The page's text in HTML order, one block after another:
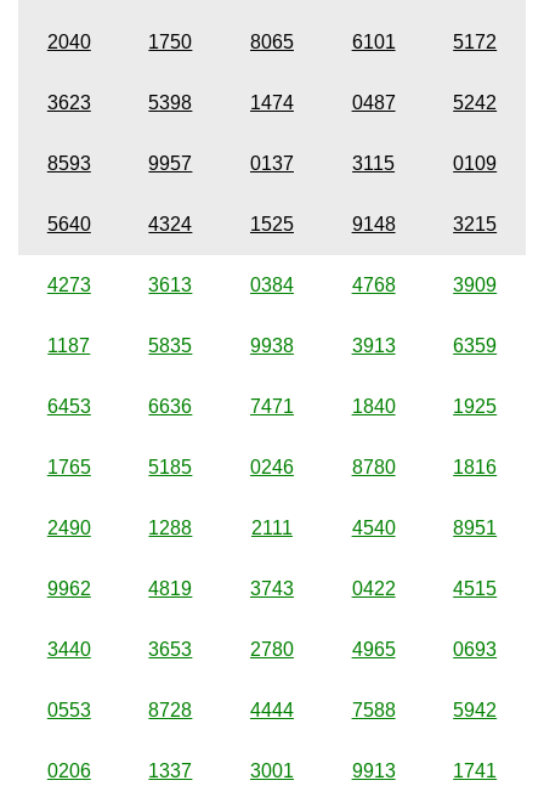
2040 1750 8065 6101 5172
3623 5398 1474 0487 5242
8593 9957 0137 3115 0109
5640 4324 1525 9148 3215
4273 3613 0384 4768 3909
1187 5835 9938 3913 6359
6453 6636 7471 1840 1925
1765 5185 0246 8780 1816
2490 1288 2111 4540 8951
9962 4819 3743 0422 4515
3440 3653 2780 4965 0693
0553 8728 4444 7588 5942
0206 1337 3001 9913 1741